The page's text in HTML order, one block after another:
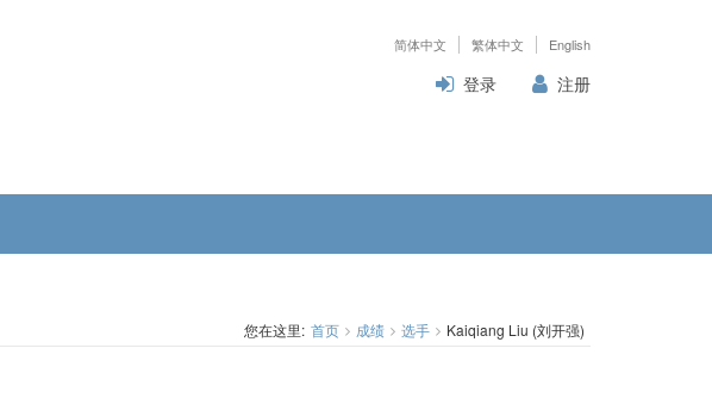
简体中文 繁体中文 English
登录 注册
您在这里: 首页 成绩 选手 Kaiqiang Liu (刘开强)